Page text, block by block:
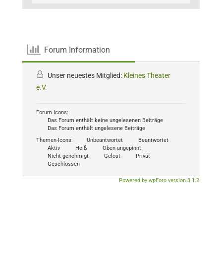
Forum Information
Unser neuestes Mitglied: Kleines Theater
e.V.
Forum Icons:
Das Forum enthält keine ungelesenen Beiträge
Das Forum enthält ungelesene Beiträge
Themen-Icons:
Unbeantwortet
Beantwortet
Aktiv
Heiß
Oben angepinnt
Nicht genehmigt
Gelöst
Privat
Geschlossen
Powered by wpForo version 3.1.2